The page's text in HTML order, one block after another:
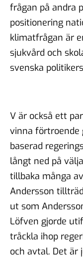
frågan på andra
positionering
klimatfrågan är
sjukvård och
svenska
V är också ett
vinna förtroende
baserad
långt ned på
tillbaka många
Andersson
ut som
Löfven gjorde
tråckla ihop
och avtal. Det är